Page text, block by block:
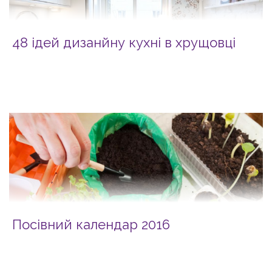
48 ідей дизанйну кухні в хрущовці
Посівний календар 2016